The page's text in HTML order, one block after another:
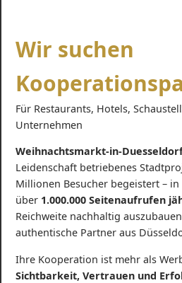
Wir suchen
Für Restaurants, Hotels,
Unternehmen
Weihnachtsmarkt-in-
Leidenschaft betriebenes
Millionen Besucher begeistert – in
über 1.000.000 Seitenaufrufen
Reichweite nachhaltig
authentische Partner aus
Ihre Kooperation ist mehr als
Sichtbarkeit, Vertrauen und